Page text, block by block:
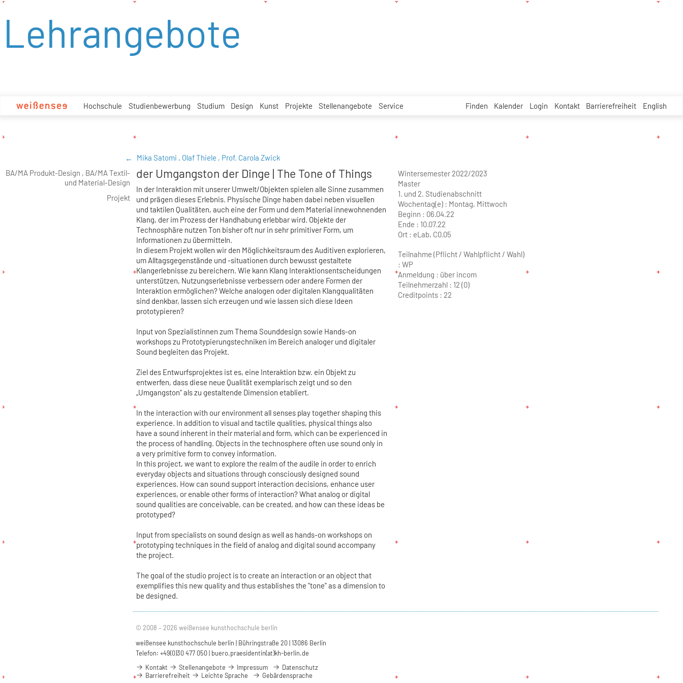
zum
Hochschule Studienbewerbung Studium Design Kunst Projekte Stellenangebote Service Finden Kalender Login Kontakt Barrierefreiheit English
Lehrangebote
Mika Satomi , Olaf Thiele , Prof. Carola Zwick
BA/MA Produkt-Design , BA/MA Textil-
und Material-Design
Projekt
der Umgangston der Dinge | The Tone of Things
In der Interaktion mit unserer Umwelt/Objekten spielen alle Sinne zusammen
und prägen dieses Erlebnis. Physische Dinge haben dabei neben visuellen
und taktilen Qualitäten, auch eine der Form und dem Material innewohnenden
Klang, der im Prozess der Handhabung erlebbar wird. Objekte der
Technosphäre nutzen Ton bisher oft nur in sehr primitiver Form, um
Informationen zu übermitteln.
In diesem Projekt wollen wir den Möglichkeitsraum des Auditiven explorieren,
um Alltagsgegenstände und -situationen durch bewusst gestaltete
Klangerlebnisse zu bereichern. Wie kann Klang Interaktionsentscheidungen
unterstützen, Nutzungserlebnisse verbessern oder andere Formen der
Interaktion ermöglichen? Welche analogen oder digitalen Klangqualitäten
sind denkbar, lassen sich erzeugen und wie lassen sich diese Ideen
prototypieren?
Input von Spezialistinnen zum Thema Sounddesign sowie Hands-on
workshops zu Prototypierungstechniken im Bereich analoger und digitaler
Sound begleiten das Projekt.
Ziel des Entwurfsprojektes ist es, eine Interaktion bzw. ein Objekt zu
entwerfen, dass diese neue Qualität exemplarisch zeigt und so den
„Umgangston“ als zu gestaltende Dimension etabliert.
In the interaction with our environment all senses play together shaping this
experience. In addition to visual and tactile qualities, physical things also
have a sound inherent in their material and form, which can be experienced in
the process of handling. Objects in the technosphere often use sound only in
a very primitive form to convey information.
In this project, we want to explore the realm of the audile in order to enrich
everyday objects and situations through consciously designed sound
experiences. How can sound support interaction decisions, enhance user
experiences, or enable other forms of interaction? What analog or digital
sound qualities are conceivable, can be created, and how can these ideas be
prototyped?
Input from specialists on sound design as well as hands-on workshops on
prototyping techniques in the field of analog and digital sound accompany
the project.
The goal of the studio project is to create an interaction or an object that
exemplifies this new quality and thus establishes the "tone" as a dimension to
be designed.
Wintersemester 2022/2023
Master
1. und 2. Studienabschnitt
Wochentag(e) : Montag, Mittwoch
Beginn : 06.04.22
Ende : 10.07.22
Ort : eLab, C0.05
Teilnahme (Pflicht / Wahlpflicht / Wahl)
: WP
Anmeldung : über incom
Teilnehmerzahl : 12 (0)
Creditpoints : 22
© 2008 – 2026 weißensee kunsthochschule berlin
weißensee kunsthochschule berlin | Bühringstraße 20 | 13086 Berlin
Telefon: +49(0)30 477 050 | buero.praesidentin(at)kh-berlin.de
Kontakt
Stellenangebote Impressum
Datenschutz
Barrierefreiheit
Leichte Sprache Gebärdensprache